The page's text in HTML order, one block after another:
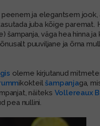
ja elegantsem
juba kõige paremat.
šampanja, väga hea hinna
puuviljane ja õrna
oleme kirjutanud
ikokteilšampanjaga,
näiteks Vollereaux
pea nullini.